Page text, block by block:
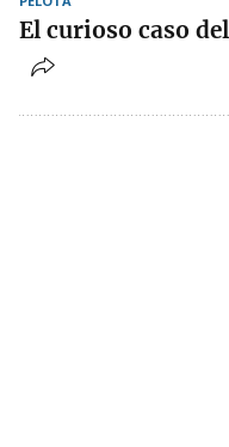
El curioso caso